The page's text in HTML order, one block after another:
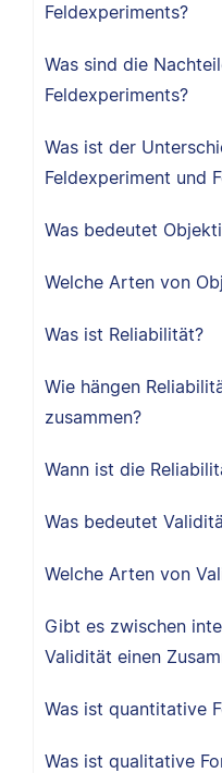
Feldexperiments?
Was sind die
Feldexperiments?
Was ist der
Feldexperiment und
Was bedeutet
Welche Arten von
Was ist Reliabilität?
Wie hängen
zusammen?
Wann ist die
Was bedeutet
Welche Arten von
Gibt es zwischen
Validität einen
Was ist quantitative
Was ist qualitative